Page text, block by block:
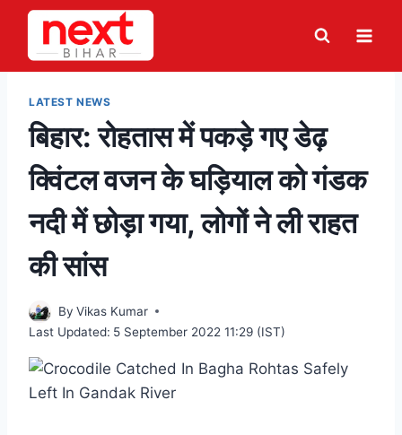
Skip
content
LATEST NEWS
बिहार: रोहतास में पकड़े गए डेढ़
क्विंटल वजन के घड़ियाल को गंडक
नदी में छोड़ा गया, लोगों ने ली राहत
की सांस
By Vikas Kumar
Last Updated: 5 September 2022 11:29 (IST)